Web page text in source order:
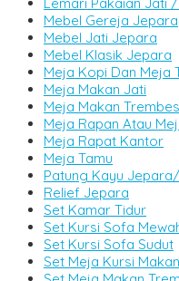
Mebel Gereja Jepara
Mebel Jati Jepara
Mebel Klasik Jepara
Meja Kopi Dan Meja
Meja Makan Jati
Meja Makan
Meja Rapan Atau
Meja Rapat Kantor
Meja Tamu
Patung Kayu
Relief Jepara
Set Kamar Tidur
Set Kursi Sofa
Set Kursi Sofa Sudut
Set Meja Kursi Makan